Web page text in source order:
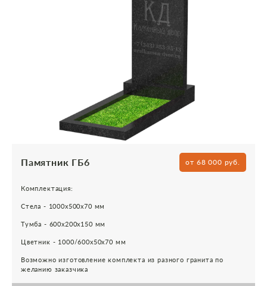
Памятник ГБ6 от 68 000 руб.
Комплектация:
Стела - 1000х500х70 мм
Тумба - 600х200х150 мм
Цветник - 1000/600х50х70 мм
Возможно изготовление комплекта из разного гранита по
желанию заказчика